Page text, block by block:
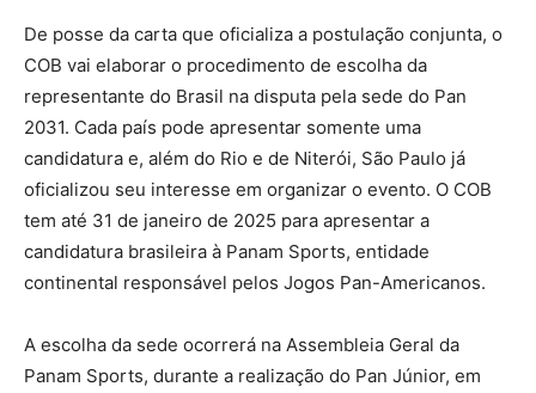
De posse da carta que oficializa a postulação conjunta, o
COB vai elaborar o procedimento de escolha da
representante do Brasil na disputa pela sede do Pan
2031. Cada país pode apresentar somente uma
candidatura e, além do Rio e de Niterói, São Paulo já
oficializou seu interesse em organizar o evento. O COB
tem até 31 de janeiro de 2025 para apresentar a
candidatura brasileira à Panam Sports, entidade
continental responsável pelos Jogos Pan-Americanos.
A escolha da sede ocorrerá na Assembleia Geral da
Panam Sports, durante a realização do Pan Júnior, em